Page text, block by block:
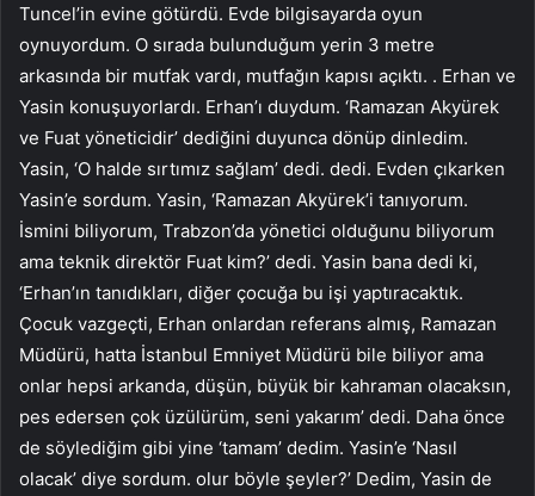
Tuncel’in evine götürdü. Evde bilgisayarda oyun
oynuyordum. O sırada bulunduğum yerin 3 metre
arkasında bir mutfak vardı, mutfağın kapısı açıktı. . Erhan ve
Yasin konuşuyorlardı. Erhan’ı duydum. ‘Ramazan Akyürek
ve Fuat yöneticidir’ dediğini duyunca dönüp dinledim.
Yasin, ‘O halde sırtımız sağlam’ dedi. dedi. Evden çıkarken
Yasin’e sordum. Yasin, ‘Ramazan Akyürek’i tanıyorum.
İsmini biliyorum, Trabzon’da yönetici olduğunu biliyorum
ama teknik direktör Fuat kim?’ dedi. Yasin bana dedi ki,
‘Erhan’ın tanıdıkları, diğer çocuğa bu işi yaptıracaktık.
Çocuk vazgeçti, Erhan onlardan referans almış, Ramazan
Müdürü, hatta İstanbul Emniyet Müdürü bile biliyor ama
onlar hepsi arkanda, düşün, büyük bir kahraman olacaksın,
pes edersen çok üzülürüm, seni yakarım’ dedi. Daha önce
de söylediğim gibi yine ‘tamam’ dedim. Yasin’e ‘Nasıl
olacak’ diye sordum. olur böyle şeyler?’ Dedim, Yasin de